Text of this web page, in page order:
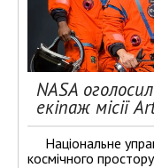
NASA
екіпаж місії
Національне
космічного